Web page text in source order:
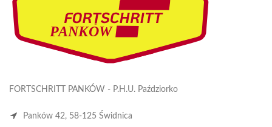
FORTSCHRITT PANKÓW - P.H.U. Paździorko
Panków 42, 58-125 Świdnica